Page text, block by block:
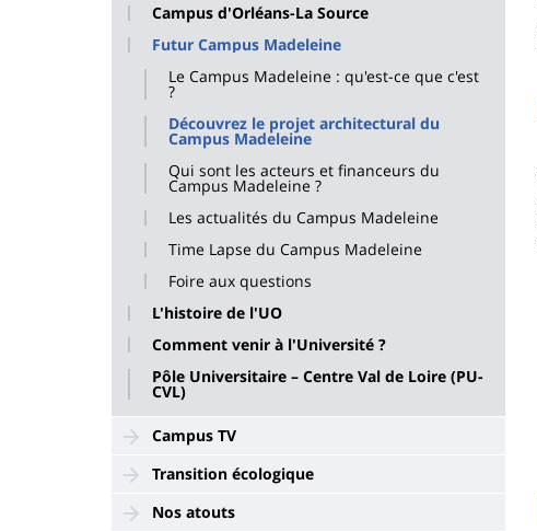
Campus d'Orléans-La Source
Futur Campus Madeleine
Le Campus Madeleine : qu'est-ce que c'est
?
Découvrez le projet architectural du
Campus Madeleine
Qui sont les acteurs et financeurs du
Campus Madeleine ?
Les actualités du Campus Madeleine
Time Lapse du Campus Madeleine
Foire aux questions
L'histoire de l'UO
Comment venir à l'Université ?
Pôle Universitaire – Centre Val de Loire (PU-
CVL)
Campus TV
Transition écologique
Nos atouts